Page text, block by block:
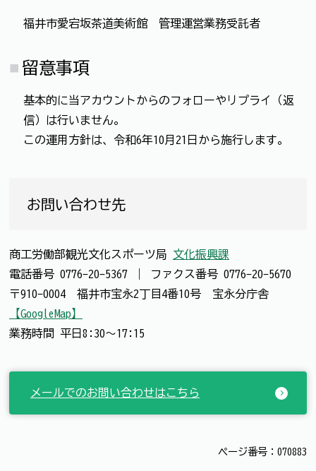
福井市愛宕坂茶道美術館 管理運営業務受託者
留意事項
基本的に当アカウントからのフォローやリプライ（返
信）は行いません。
この運用方針は、令和6年10月21日から施行します。
お問い合わせ先
商工労働部観光文化スポーツ局 文化振興課
電話番号 0776-20-5367 ファクス番号 0776-20-5670
〒910-0004 福井市宝永2丁目4番10号 宝永分庁舎
【GoogleMap】
業務時間 平日8:30～17:15
メールでのお問い合わせはこちら
ページ番号：070883